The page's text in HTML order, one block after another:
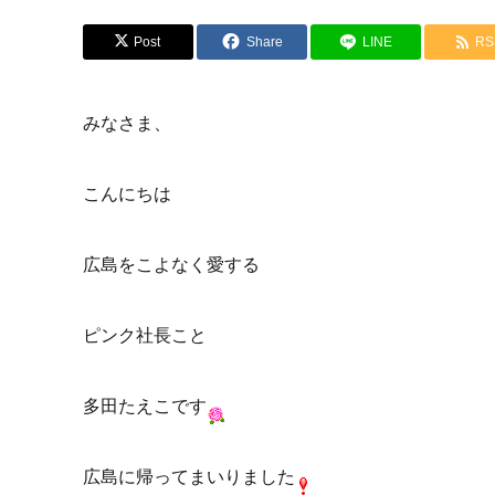
Post Share LINE
みなさま、
こんにちは
広島をこよなく愛する
ピンク社長こと
多田たえこです
広島に帰ってまいりました